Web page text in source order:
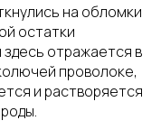
на обломки
остатки
отражается в
проволоке,
и растворяется